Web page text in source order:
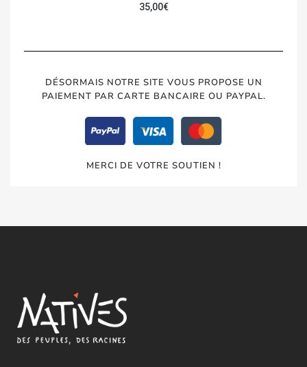
35,00€
DÉSORMAIS NOTRE SITE VOUS PROPOSE UN
PAIEMENT PAR CARTE BANCAIRE OU PAYPAL.
MERCI DE VOTRE SOUTIEN !